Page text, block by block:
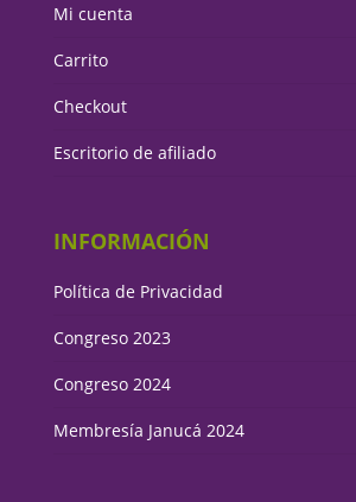
Mi cuenta
Carrito
Checkout
Escritorio de afiliado
INFORMACIÓN
Política de Privacidad
Congreso 2023
Congreso 2024
Membresía Janucá 2024